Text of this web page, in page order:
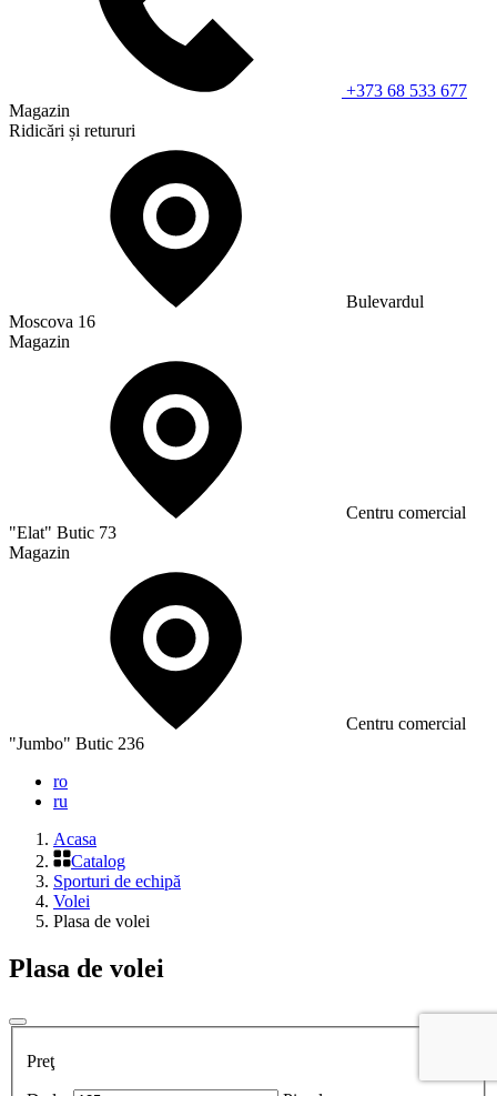
+373 68 533 677
Magazin
Ridicări și retururi
Bulevardul
Moscova 16
Magazin
Сentru comercial
"Elat" Butic 73
Magazin
Сentru comercial
"Jumbo" Butic 236
ro
ru
Acasa
Catalog
Sporturi de echipă
Volei
Plasa de volei
Plasa de volei
Preţ